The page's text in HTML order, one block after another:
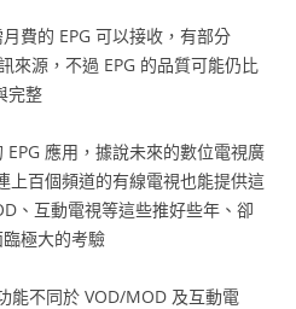
費的 EPG 可以接收，有部分
來源，不過 EPG 的品質可能仍比
完整
應用，據說未來的數位電視廣
上百個頻道的有線電視也能提供這
、互動電視等這些推好些年、卻
極大的考驗
能不同於 VOD/MOD 及互動電